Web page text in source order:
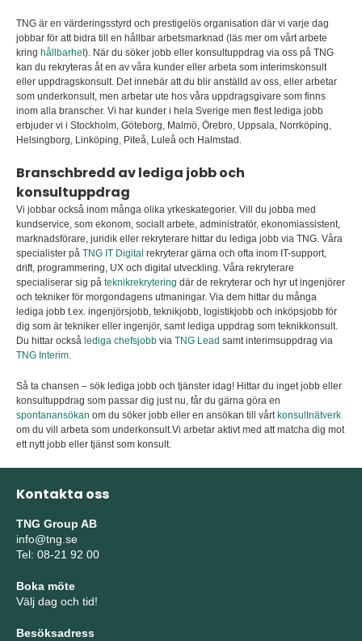
TNG är en värderingsstyrd och prestigelös organisation där vi varje dag
jobbar för att bidra till en hållbar arbetsmarknad (läs mer om vårt arbete
kring hållbarhet). När du söker jobb eller konsultuppdrag via oss på TNG
kan du rekryteras åt en av våra kunder eller arbeta som interimskonsult
eller uppdragskonsult. Det innebär att du blir anställd av oss, eller arbetar
som underkonsult, men arbetar ute hos våra uppdragsgivare som finns
inom alla branscher. Vi har kunder i hela Sverige men flest lediga jobb
erbjuder vi i Stockholm, Göteborg, Malmö, Örebro, Uppsala, Norrköping,
Helsingborg, Linköping, Piteå, Luleå och Halmstad.
Branschbredd av lediga jobb och
konsultuppdrag
Vi jobbar också inom många olika yrkeskategorier. Vill du jobba med
kundservice, som ekonom, socialt arbete, administratör, ekonomiassistent,
marknadsförare, juridik eller rekryterare hittar du lediga jobb via TNG. Våra
specialister på TNG IT Digital rekryterar gärna och ofta inom IT-support,
drift, programmering, UX och digital utveckling. Våra rekryterare
specialiserar sig på teknikrekrytering där de rekryterar och hyr ut ingenjörer
och tekniker för morgondagens utmaningar. Via dem hittar du många
lediga jobb t.ex. ingenjörsjobb, teknikjobb, logistikjobb och inköpsjobb för
dig som är tekniker eller ingenjör, samt lediga uppdrag som teknikkonsult.
Du hittar också lediga chefsjobb via TNG Lead samt interimsuppdrag via
TNG Interim.
Så ta chansen – sök lediga jobb och tjänster idag! Hittar du inget jobb eller
konsultuppdrag som passar dig just nu, får du gärna göra en
spontanansökan om du söker jobb eller en ansökan till vårt konsultnätverk
om du vill arbeta som underkonsult.Vi arbetar aktivt med att matcha dig mot
ett nytt jobb eller tjänst som konsult.
Kontakta oss
TNG Group AB
info@tng.se
Tel: 08-21 92 00
Boka möte
Välj dag och tid!
Besöksadress